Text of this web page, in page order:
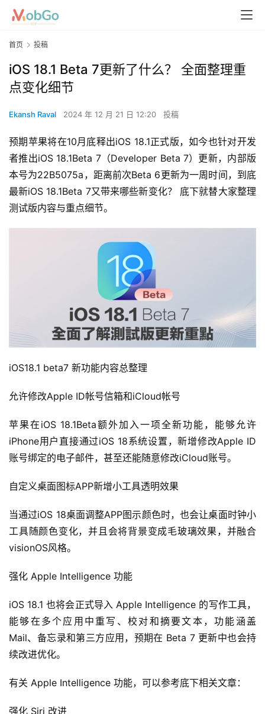
首页 投稿
iOS 18.1 Beta 7更新了什么？ 全面整理重
点变化细节
Ekansh Raval 2024 年 12 月 21 日 12:20 投稿
预期苹果将在10月底释出iOS 18.1正式版，如今也针对开发
者推出iOS 18.1Beta 7（Developer Beta 7）更新，内部版
本号为22B5075a，距离前次Beta 6更新为一周时间，到底
最新iOS 18.1Beta 7又带来哪些新变化？ 底下就替大家整理
测试版内容与重点细节。
iOS18.1 beta7 新功能内容总整理
允许修改Apple ID帐号信箱和iCloud帐号
苹果在iOS 18.1Beta额外加入一项全新功能，能够允许
iPhone用户直接通过iOS 18系统设置，新增修改Apple ID
账号绑定的电子邮件，甚至还能随意修改iCloud账号。
自定义桌面图标APP新增小工具透明效果
当通过iOS 18桌面调整APP图示颜色时，也会让桌面时钟小
工具随颜色变化，并且会将背景变成毛玻璃效果，并融合
visionOS风格。
强化 Apple Intelligence 功能
iOS 18.1 也将会正式导入 Apple Intelligence 的写作工具，
能够在多个应用中重写、校对和摘要文本，功能涵盖
Mail、备忘录和第三方应用，预期在 Beta 7 更新中也会持
续改进优化。
有关 Apple Intelligence 功能，可以参考底下相关文章：
强化 Siri 改进